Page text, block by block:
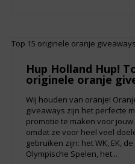
Hup Holland Hup!
originele oranje
Wij houden van oranje!
giveaways zijn het perfecte
promotie te maken voor jouw
omdat ze voor heel veel
gebruiken zijn: het WK, EK, de
Olympische Spelen, het...